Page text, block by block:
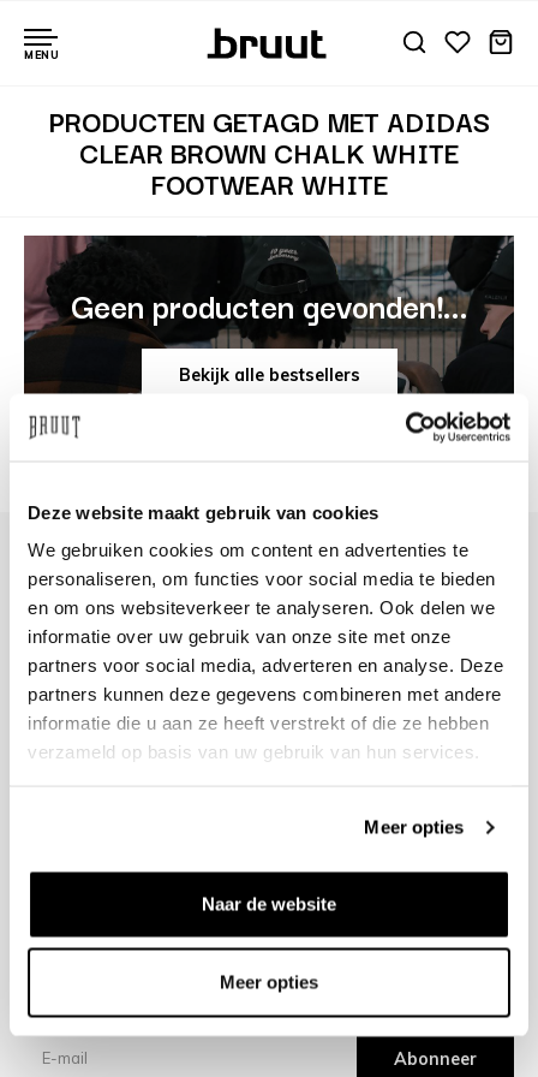
Deze website maakt gebruik van cookies
We gebruiken cookies om content en advertenties te
personaliseren, om functies voor social media te bieden
en om ons websiteverkeer te analyseren. Ook delen we
informatie over uw gebruik van onze site met onze
partners voor social media, adverteren en analyse. Deze
partners kunnen deze gegevens combineren met andere
informatie die u aan ze heeft verstrekt of die ze hebben
verzameld op basis van uw gebruik van hun services.
Meer opties
Naar de website
Meer opties
MENU
PRODUCTEN GETAGD MET ADIDAS
CLEAR BROWN CHALK WHITE
FOOTWEAR WHITE
Geen producten gevonden!...
Bekijk alle bestsellers
+31 23 205 2006
info@bruut.nl
Contact Formulier
Open tot 21:00
OPENINGSTIJDEN
Verzending
Abonneer